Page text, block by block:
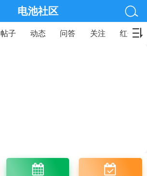
电池社区
帖子 动态 问答 关注 红包